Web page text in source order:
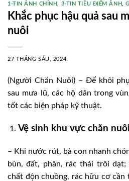
1-TIN ẢNH CHÍNH 3-TIN TIÊU ĐIỂM ẢNH ,
Khắc phục hậu quả sau
nuôi
27 THÁNG SÁU, 2024
(Người Chăn Nuôi) – Để khôi
sau mưa lũ, các hộ dân trong
tốt các biện pháp kỹ thuật.
Vệ sinh khu vực chăn nuôi
– Khi nước rút, bà con nhanh
bùn, đất, phân, rác thải trôi
chất độn chuồng, rác hữu cơ cần